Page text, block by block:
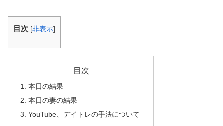
目次 [非表示]
目次
本日の結果
本日の妻の結果
YouTube、デイトレの手法について